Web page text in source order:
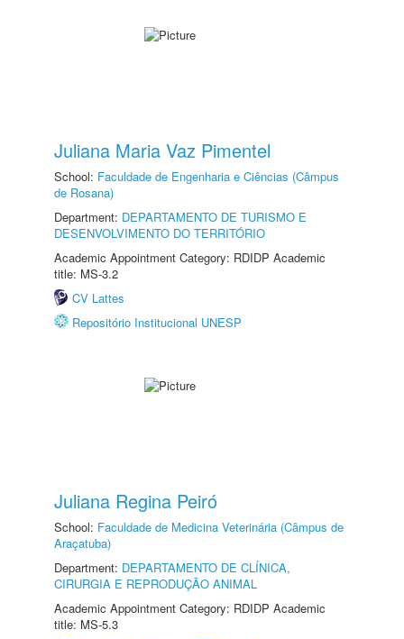
Juliana Maria Vaz Pimentel
School: Faculdade de Engenharia e Ciências (Câmpus
de Rosana)
Department: DEPARTAMENTO DE TURISMO E
DESENVOLVIMENTO DO TERRITÓRIO
Academic Appointment Category: RDIDP Academic
title: MS-3.2
CV Lattes
Repositório Institucional UNESP
Juliana Regina Peiró
School: Faculdade de Medicina Veterinária (Câmpus de
Araçatuba)
Department: DEPARTAMENTO DE CLÍNICA,
CIRURGIA E REPRODUÇÃO ANIMAL
Academic Appointment Category: RDIDP Academic
title: MS-5.3